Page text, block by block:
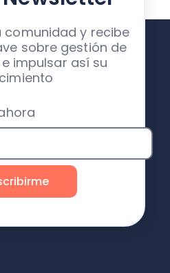
comunidad y recibe
sobre gestión de
impulsar así su